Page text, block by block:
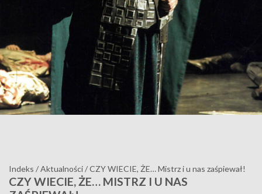
Indeks /Aktualności/CZY WIECIE, ŻE… Mistrz i u nas zaśpiewał!
CZY WIECIE, ŻE… MISTRZ I U NAS